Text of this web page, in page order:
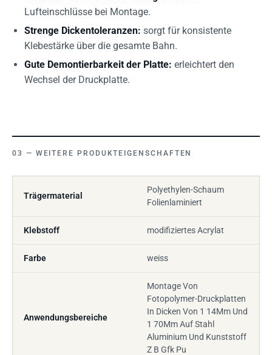
Lufteinschlüsse bei Montage.
Strenge Dickentoleranzen: sorgt für konsistente
Klebestärke über die gesamte Bahn.
Gute Demontierbarkeit der Platte: erleichtert den
Wechsel der Druckplatte.
WEITERE PRODUKTEIGENSCHAFTEN
Trägermaterial
Polyethylen-Schaum
Folienlaminiert
Klebstoff modifiziertes Acrylat
Farbe weiss
Anwendungsbereiche
Montage Von
Fotopolymer-Druckplatten
In Dicken Von 1 14Mm Und
1 70Mm Auf Stahl
Aluminium Und Kunststoff
Z B Gfk Pu